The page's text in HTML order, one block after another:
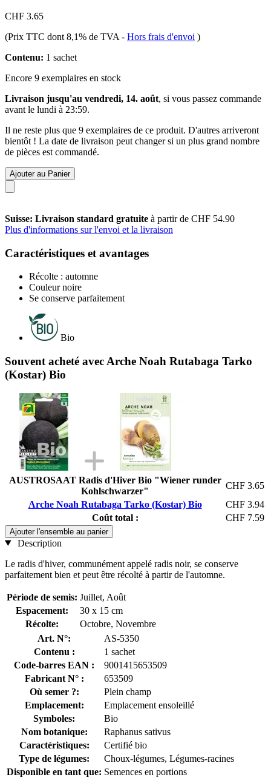
CHF 3.65
(Prix TTC dont 8,1% de TVA - Hors frais d'envoi )
Contenu: 1 sachet
Encore 9 exemplaires en stock
Livraison jusqu'au vendredi, 14. août, si vous passez commande
avant le lundi à 23:59.
Il ne reste plus que 9 exemplaires de ce produit. D'autres arriveront
bientôt ! La date de livraison peut changer si un plus grand nombre
de pièces est commandé.
Ajouter au Panier
Suisse: Livraison standard gratuite à partir de CHF 54.90
Plus d'informations sur l'envoi et la livraison
Caractéristiques et avantages
Récolte : automne
Couleur noire
Se conserve parfaitement
Bio
Souvent acheté avec Arche Noah Rutabaga Tarko
(Kostar) Bio
AUSTROSAAT Radis d'Hiver Bio "Wiener runder
Kohlschwarzer"
CHF 3.65
Arche Noah Rutabaga Tarko (Kostar) Bio
CHF 3.94
Coût total :
CHF 7.59
Ajouter l'ensemble au panier
Description
Le radis d'hiver, communément appelé radis noir, se conserve
parfaitement bien et peut être récolté à partir de l'automne.
Période de semis: Juillet, Août
Espacement:
30 x 15 cm
Récolte:
Octobre, Novembre
Art. N°:
AS-5350
Contenu :
1 sachet
Code-barres EAN :
9001415653509
Fabricant N° :
653509
Où semer ?:
Plein champ
Emplacement:
Emplacement ensoleillé
Symboles:
Bio
Nom botanique:
Raphanus sativus
Caractéristiques:
Certifié bio
Type de légumes:
Choux-légumes, Légumes-racines
Disponible en tant que: Semences en portions